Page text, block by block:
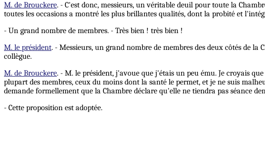
M. de Brouckere. - C'est donc, messieurs, un véritable deuil pour toute la
toutes les occasions a montré les plus brillantes qualités, dont la probité et
- Un grand nombre de membres. - Très bien ! très bien !
M. le président. - Messieurs, un grand nombre de membres des deux côtés de
collègue.
M. de Brouckere. - M. le président, j'avoue que j'étais un peu ému. Je croyais
plupart des membres, ceux du moins dont la santé le permet, et je ne suis
demande formellement que la Chambre déclare qu'elle ne tiendra pas séance
- Cette proposition est adoptée.